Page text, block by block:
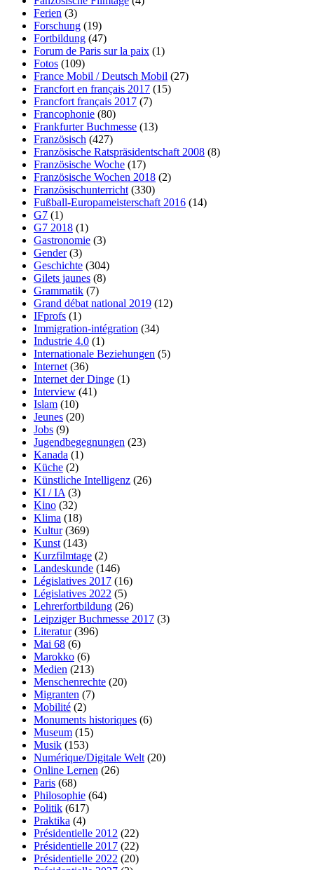
Ferien (3)
Forschung (19)
Fortbildung (47)
Forum de Paris sur la paix (1)
Fotos (109)
France Mobil / Deutsch Mobil (27)
Francfort en français 2017 (15)
Francfort français 2017 (7)
Francophonie (80)
Frankfurter Buchmesse (13)
Französisch (427)
Französische Ratspräsidentschaft 2008 (8)
Französische Woche (17)
Französische Wochen 2018 (2)
Französischunterricht (330)
Fußball-Europameisterschaft 2016 (14)
G7 (1)
G7 2018 (1)
Gastronomie (3)
Gender(3)
Geschichte (304)
Gilets jaunes (8)
Grammatik (7)
Grand débat national 2019 (12)
IFprofs (1)
Immigration-intégration (34)
Industrie 4.0 (1)
Internationale Beziehungen (5)
Internet (36)
Internet der Dinge (1)
Interview (41)
Islam (10)
Jeunes (20)
Jobs (9)
Jugendbegegnungen (23)
Kanada (1)
Küche (2)
Künstliche Intelligenz (26)
KI / IA (3)
Kino (32)
Klima (18)
Kultur(369)
Kunst (143)
Kurzfilmtage (2)
Landeskunde (146)
Législatives 2017 (16)
Législatives 2022 (5)
Lehrerfortbildung (26)
Leipziger Buchmesse 2017 (3)
Literatur(396)
Mai 68 (6)
Marokko (6)
Medien (213)
Menschenrechte (20)
Migranten (7)
Mobilité (2)
Monuments historiques (6)
Museum (15)
Musik (153)
Numérique/Digitale Welt (20)
Online Lernen (26)
Paris (68)
Philosophie (64)
Politik (617)
Praktika (4)
Présidentielle 2012 (22)
Présidentielle 2017 (22)
Présidentielle 2022 (20)